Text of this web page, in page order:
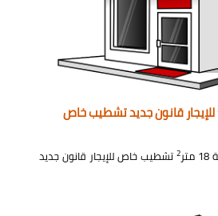
للإيجار قانون جديد تشطيب خاص
2 تشطيب خاص للإيجار قانون جديد